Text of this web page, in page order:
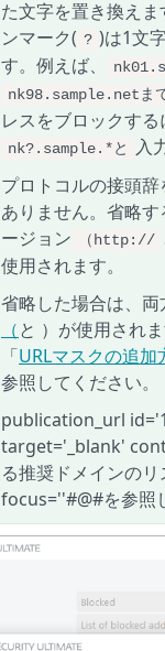
た文字を置き換えま
ンマーク( ? )は1文
す。例えば、
nk98.sample.netま
レスをブロックする
nk?.sample.*と
入
プロトコルの接頭
ありません。省略
ージョン
（http://
使用されます。
省略した場合は、
（と ）が使用され
「URLマスクの追加
参照してください。
publication_url
target='_blank'
る推奨ドメインのリ
focus=''#@#を参照